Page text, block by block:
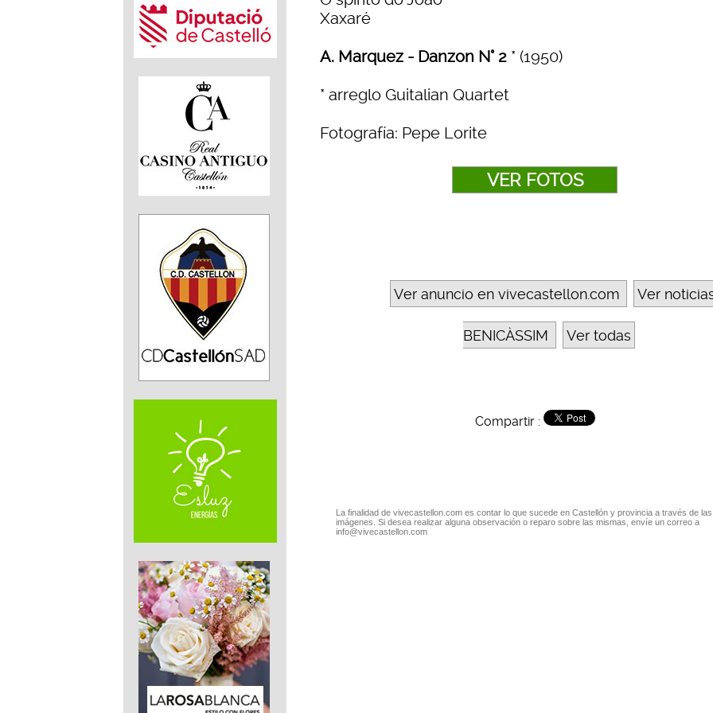
Xaxaré
A. Marquez - Danzon N° 2 * (1950)
* arreglo Guitalian Quartet
Fotografía: Pepe Lorite
VER FOTOS
Ver anuncio en vivecastellon.com Ver
BENICÀSSIM Ver todas
Compartir :
La finalidad de vivecastellon.com es contar lo que sucede en Castellón y provincia a través de las
imágenes. Si desea realizar alguna observación o reparo sobre las mismas, envíe un correo a
info@vivecastellon.com